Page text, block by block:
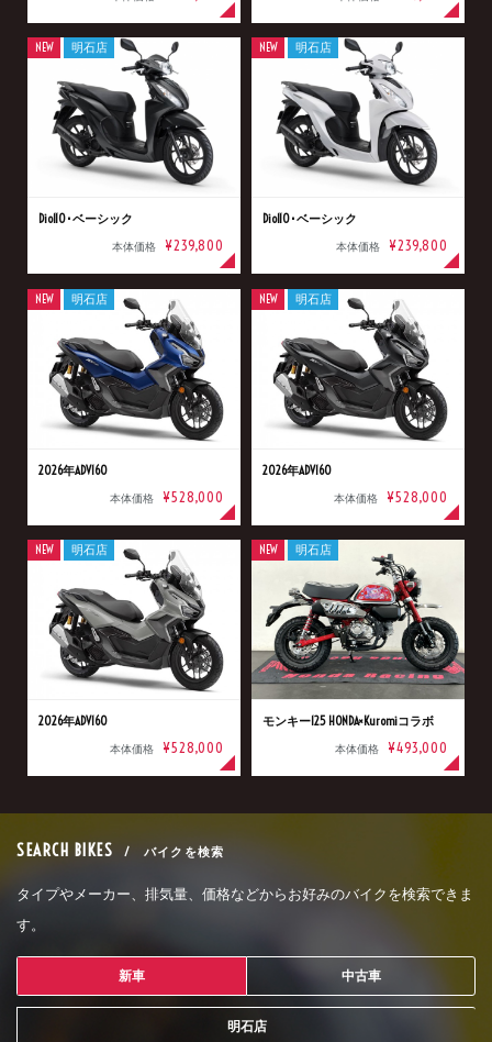
Dio110･ベーシック
本体価格 ¥239,800
NEW 明石店
Dio110･ベーシック
本体価格 ¥239,800
NEW 明石店
2026年ADV160
本体価格 ¥528,000
NEW 明石店
2026年ADV160
本体価格 ¥528,000
NEW 明石店
2026年ADV160
本体価格 ¥528,000
NEW 明石店
モンキー125 HONDA×Kuromiコラボ
本体価格 ¥493,000
NEW 明石店
SEARCH BIKES / バイクを検索
タイプやメーカー、排気量、価格などからお好みのバイクを検索できま
す。
新車 中古車
明石店